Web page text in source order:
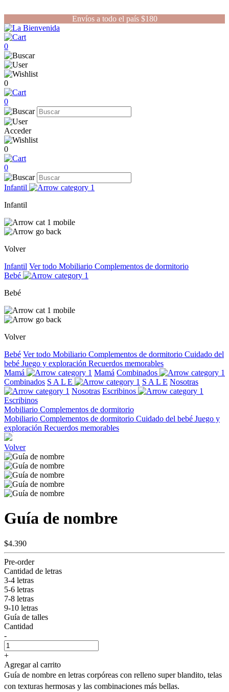
Envíos a todo el país $180
0
0
0
Acceder
0
0
Infantil
Infantil
Volver
Infantil Ver todo Mobiliario Complementos de dormitorio
Bebé
Bebé
Volver
Bebé Ver todo Mobiliario Complementos de dormitorio Cuidado del
bebé Juego y exploración Recuerdos memorables
Mamá
Mamá Combinados
Combinados S A L E S A L E Nosotras
Nosotras Escribinos
Escribinos
Mobiliario Complementos de dormitorio
Mobiliario Complementos de dormitorio Cuidado del bebé Juego y
exploración Recuerdos memorables
Volver
Guía de nombre
$4.390
Pre-order
Cantidad de letras
3-4 letras
5-6 letras
7-8 letras
9-10 letras
Guía de talles
Cantidad
-
+
Agregar al carrito
Guía de nombre en letras corpóreas con relleno super blandito, telas
con texturas hermosas y las combinaciones más bellas.